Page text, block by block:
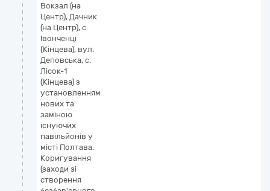
Вокзал (на
Центр), Дачник
(на Центр), с.
Івонченці
(Кінцева), вул.
Деповська, с.
Лісок-1
(Кінцева) з
установленням
нових та
заміною
існуючих
павільйонів у
місті Полтава.
Коригування
(заходи зі
створення